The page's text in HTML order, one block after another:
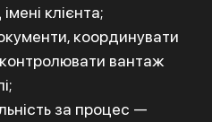
клієнта;
координувати
вантаж
за процес —